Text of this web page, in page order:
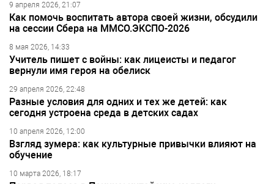
9 апреля 2026, 21:07
Как помочь воспитать автора своей жизни, обсудили
на сессии Сбера на ММСО.ЭКСПО-2026
8 мая 2026, 14:33
Учитель пишет с войны: как лицеисты и педагог
вернули имя героя на обелиск
29 апреля 2026, 22:48
Разные условия для одних и тех же детей: как
сегодня устроена среда в детских садах
10 апреля 2026, 12:00
Взгляд зумера: как культурные привычки влияют на
обучение
10 марта 2026, 18:17